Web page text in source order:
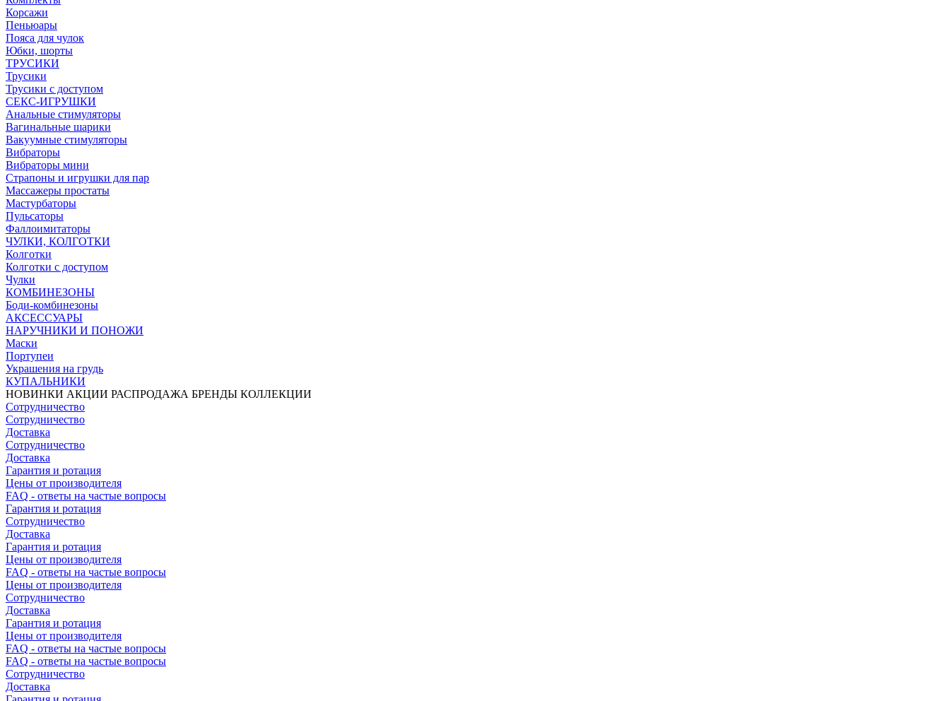
Корсажи
Пеньюары
Пояса для чулок
Юбки, шорты
ТРУСИКИ
Трусики
Трусики с доступом
СЕКС-ИГРУШКИ
Анальные стимуляторы
Вагинальные шарики
Вакуумные стимуляторы
Вибраторы
Вибраторы мини
Страпоны и игрушки для пар
Массажеры простаты
Мастурбаторы
Пульсаторы
Фаллоимитаторы
ЧУЛКИ, КОЛГОТКИ
Колготки
Колготки с доступом
Чулки
КОМБИНЕЗОНЫ
Боди-комбинезоны
АКСЕССУАРЫ
НАРУЧНИКИ И ПОНОЖИ
Маски
Портупеи
Украшения на грудь
КУПАЛЬНИКИ
НОВИНКИ АКЦИИ РАСПРОДАЖА БРЕНДЫ КОЛЛЕКЦИИ
Сотрудничество
Сотрудничество
Доставка
Сотрудничество
Доставка
Гарантия и ротация
Цены от производителя
FAQ - ответы на частые вопросы
Гарантия и ротация
Сотрудничество
Доставка
Гарантия и ротация
Цены от производителя
FAQ - ответы на частые вопросы
Цены от производителя
Сотрудничество
Доставка
Гарантия и ротация
Цены от производителя
FAQ - ответы на частые вопросы
FAQ - ответы на частые вопросы
Сотрудничество
Доставка